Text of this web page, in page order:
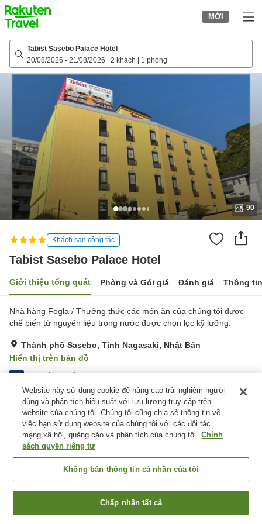
to
top
page
MỚI
Tabist Sasebo Palace Hotel
20/08/2026 - 21/08/2026 2 khách 1 phòng
90
Khách sạn công tác
Tabist Sasebo Palace Hotel
Giới thiệu tổng quát Phòng và Gói giá Đánh giá Thông
Nhà hàng Fogla / Thưởng thức các món ăn của chúng tôi được
chế biến từ nguyên liệu trong nước được chọn lọc kỹ lưỡng.
Thành phố Sasebo, Tỉnh Nagasaki, Nhật Bản
Hiển thị trên bản đồ
3.3 Đánh giá:164lượt
Tiện nghi chỗ nghỉ
Bãi đỗ xe
Spa / Salon
Nhà hàng
Máy bán hàng tự động
Nhật Bản Tỉnh Nagasaki
Thành phố Sasebo
Tabist Sasebo Palace Hotel
Tìm phòng trống
Website này sử dụng cookie để nâng cao trải nghiệm người
dùng và phân tích hiệu suất với lưu lượng truy cập trên
website của chúng tôi. Chúng tôi cũng chia sẻ thông tin về
việc bạn sử dụng website của chúng tôi với các đối tác
mạng xã hội, quảng cáo và phân tích của chúng tôi. Chính
sách quyền riêng tư
Không bán thông tin cá nhân của tôi
Chấp nhận tất cả